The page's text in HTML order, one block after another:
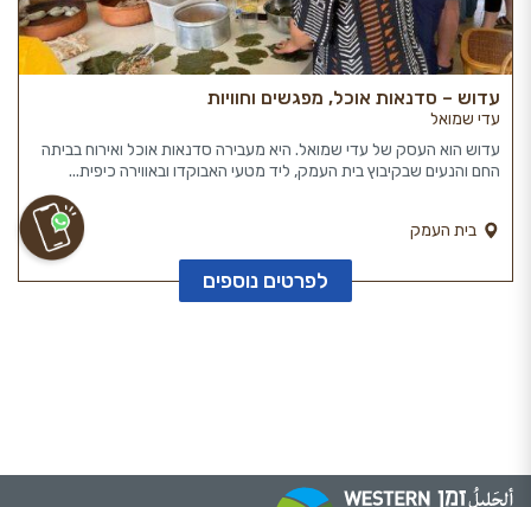
עדוש – סדנאות אוכל, מפגשים וחוויות
עדי שמואל
עדוש הוא העסק של עדי שמואל. היא מעבירה סדנאות אוכל ואירוח בביתה
החם והנעים שבקיבוץ בית העמק, ליד מטעי האבוקדו ובאווירה כיפית...
בית העמק
לפרטים נוספים